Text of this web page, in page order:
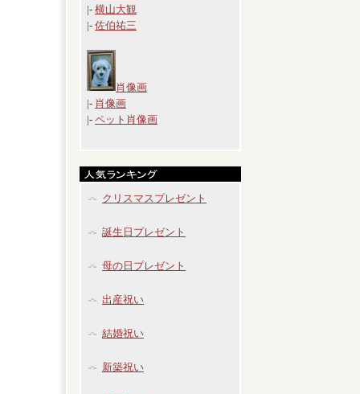
|- 横山大観
|- 佐伯祐三
肖像画
|- 肖像画
|- ペット肖像画
クリスマスプレゼント
誕生日プレゼント
母の日プレゼント
出産祝い
結婚祝い
新築祝い